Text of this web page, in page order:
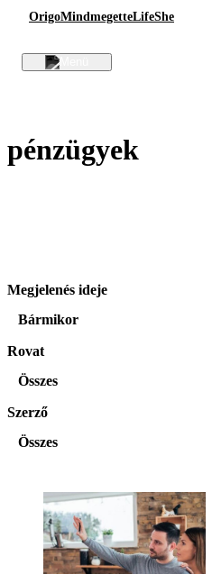
OrigoMindmegetteLifeShe
pénzügyek
Megjelenés ideje
Bármikor
Rovat
Összes
Szerző
Összes